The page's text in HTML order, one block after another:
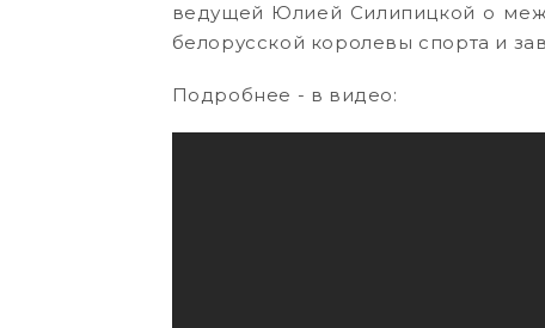
ведущей Юлией Силипицкой о
белорусской королевы спорта и
Подробнее - в видео: